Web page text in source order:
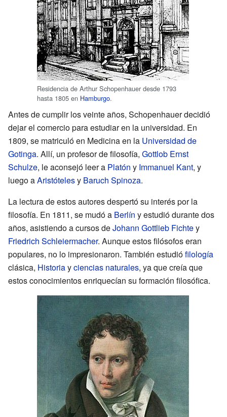
Residencia de Arthur Schopenhauer desde 1793
hasta 1805 en Hamburgo.
Antes de cumplir los veinte años, Schopenhauer decidió
dejar el comercio para estudiar en la universidad. En
1809, se matriculó en Medicina en la Universidad de
Gotinga. Allí, un profesor de filosofía, Gottlob Ernst
Schulze, le aconsejó leer a Platón y Immanuel Kant, y
luego aAristótelesy Baruch Spinoza.
La lectura de estos autores despertó su interés por la
filosofía. En 1811, se mudó a Berlín y estudió durante dos
años, asistiendo a cursos deJohann Gottlieb Fichtey
Friedrich Schleiermacher. Aunque estos filósofos eran
populares, no lo impresionaron. También estudiófilología
clásica, Historiayciencias naturales, ya que creía que
estos conocimientos enriquecían su formación filosófica.